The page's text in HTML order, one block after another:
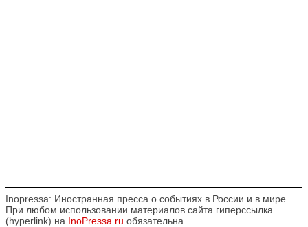
Inopressa: Иностранная пресса о событиях в России и в мире
При любом использовании материалов сайта гиперссылка
(hyperlink) на InoPressa.ru обязательна.